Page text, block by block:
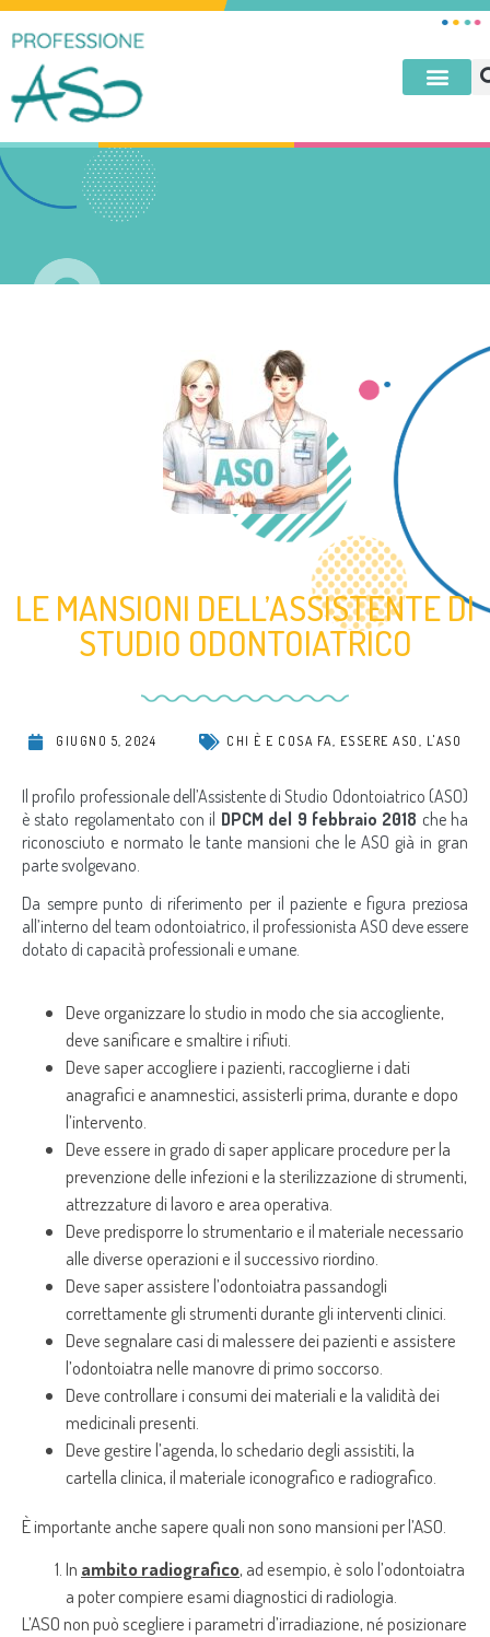
LE MANSIONI DELL’ASSISTENTE DI
STUDIO ODONTOIATRICO
GIUGNO 5, 2024 CHI È E COSA FA, ESSERE ASO , L'ASO
Il profilo professionale dell’Assistente di Studio Odontoiatrico (ASO)
è stato regolamentato con il DPCM del 9 febbraio 2018 che ha
riconosciuto e normato le tante mansioni che le ASO già in gran
parte svolgevano.
Da sempre punto di riferimento per il paziente e figura preziosa
all’interno del team odontoiatrico, il professionista ASO deve essere
dotato di capacità professionali e umane.
Deve organizzare lo studio in modo che sia accogliente,
deve sanificare e smaltire i rifiuti.
Deve saper accogliere i pazienti, raccoglierne i dati
anagrafici e anamnestici, assisterli prima, durante e dopo
l’intervento.
Deve essere in grado di saper applicare procedure per la
prevenzione delle infezioni e la sterilizzazione di strumenti,
attrezzature di lavoro e area operativa.
Deve predisporre lo strumentario e il materiale necessario
alle diverse operazioni e il successivo riordino.
Deve saper assistere l’odontoiatra passandogli
correttamente gli strumenti durante gli interventi clinici.
Deve segnalare casi di malessere dei pazienti e assistere
l’odontoiatra nelle manovre di primo soccorso.
Deve controllare i consumi dei materiali e la validità dei
medicinali presenti.
Deve gestire l’agenda, lo schedario degli assistiti, la
cartella clinica, il materiale iconografico e radiografico.
È importante anche sapere quali non sono mansioni per l’ASO.
In ambito radiografico, ad esempio, è solo l’odontoiatra
a poter compiere esami diagnostici di radiologia.
L’ASO non può scegliere i parametri d’irradiazione, né posizionare